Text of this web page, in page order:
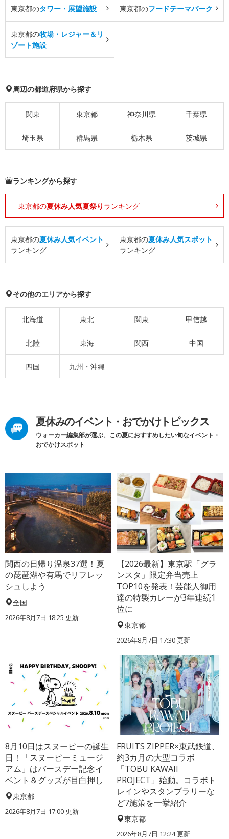
東京都のタワー・展望施設 東京都のフードテーマパーク
東京都の牧場・レジャー＆リ
ゾート施設
周辺の都道府県から探す
関東 東京都 神奈川県 千葉県
埼玉県 群馬県 栃木県 茨城県
ランキングから探す
東京都の夏休み人気夏祭り ランキング
東京都の夏休み人気イベント
ランキング
東京都の夏休み人気スポット
ランキング
その他のエリアから探す
北海道 東北 関東 甲信越
北陸 東海 関西 中国
四国 九州・沖縄
夏休みのイベント・おでかけトピックス
ウォーカー編集部が選ぶ、この夏におすすめしたい旬なイベント・
おでかけスポット
関西の日帰り温泉37選！夏
の琵琶湖や有馬でリフレッ
シュしよう
全国
2026年8月7日 18:25 更新
【2026最新】東京駅「グラ
ンスタ」限定弁当売上
TOP10を発表！芸能人御用
達の特製カレーが3年連続1
位に
東京都
2026年8月7日 17:30更新
8月10日はスヌーピーの誕生
日！「スヌーピーミュージ
アム」はバースデー記念イ
ベント＆グッズが目白押し
東京都
2026年8月7日 17:00更新
FRUITS ZIPPER×東武鉄道、
約3カ月の大型コラボ
「TOBU KAWAII
PROJECT」始動。コラボト
レインやスタンプラリーな
ど7施策を一挙紹介
東京都
2026年8月7日 12:24更新